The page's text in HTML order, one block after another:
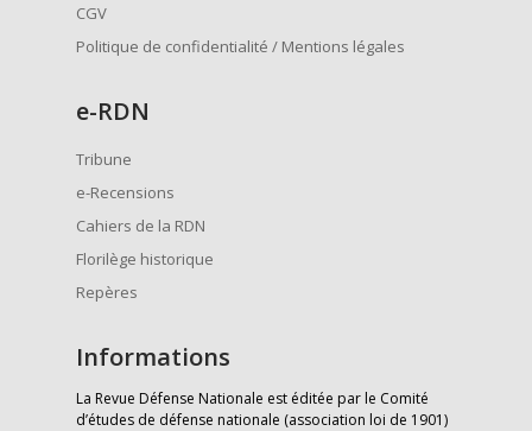
CGV
Politique de confidentialité / Mentions légales
e-RDN
Tribune
e-Recensions
Cahiers de la RDN
Florilège historique
Repères
Informations
La Revue Défense Nationale est éditée par le Comité
d’études de défense nationale (association loi de 1901)